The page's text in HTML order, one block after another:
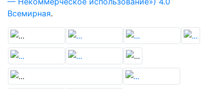
Всемирная.